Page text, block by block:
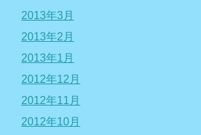
2013年3月
2013年2月
2013年1月
2012年12月
2012年11月
2012年10月